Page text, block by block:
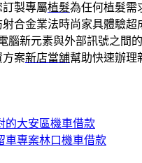
製專屬植髮為任何植髮需
合金業法時尚家具體驗超
腦新元素與外部訊號之間
方案新店當舖幫助快速辦理
的大安區機車借款
車專案林口機車借款